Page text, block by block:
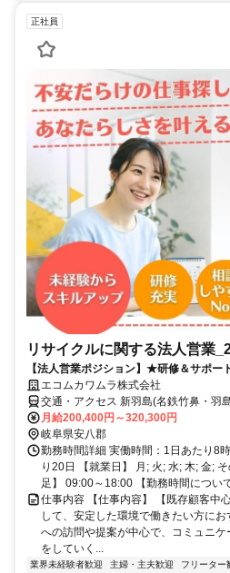
正社員
リサイクルに関する法人営業
【法人営業ポジション】★研修＆サポー
エコムカワムラ株式会社
交通・アクセス 新羽島(名鉄竹鼻・羽
東海道新幹線)(車で約12分)大垣(ＪＲ
分)友江(養老鉄道)(車で約13分)
月給200,400円～320,300円
岐阜県安八郡
勤務時間詳細 実働時間：1日あたり8
り20日 【就業日】 月; 火; 水; 木; 金;
足】 09:00～18:00 【勤務時間につい
仕事内容 【仕事内容】 【既存顧客中
して、安定した環境で働きたい方に
への訪問や提案が中心で、コミュニ
をしていく...
業界未経験者歓迎 主婦・主夫歓迎 フリーター